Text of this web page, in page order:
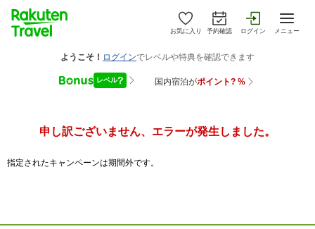
お気に入り 予約確認 ログイン メニュー
申し訳ございません、エラーが発生しました。
指定されたキャンペーンは期間外です。